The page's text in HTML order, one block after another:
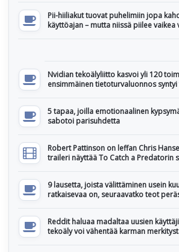
Pii-hiiliakut tuovat puhelimiin jopa
käyttöajan – mutta niissä piilee
Nvidian tekoälyliitto kasvoi yli 120
ensimmäinen tietoturvaluonnos syntyi
5 tapaa, joilla emotionaalinen
sabotoi parisuhdetta
Robert Pattinson on leffan Chris
traileri näyttää To Catch a Predatorin
9 lausetta, joista välittäminen usein
ratkaisevaa on, seuraavatko teot
Reddit haluaa madaltaa uusien
tekoäly voi vähentää karman